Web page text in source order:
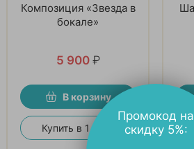
Композиция «Звезда в
бокале»
5 900 ₽
В корзину
Купить в 1 клик
Промокод на
скидку 5%: